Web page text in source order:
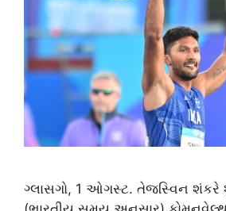
ગ્લાસગો, 1 ઓગસ્ટ. તેજસ્વિન શંકરે